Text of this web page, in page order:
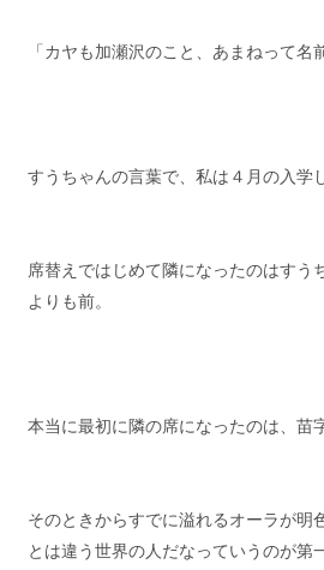
「カヤも加瀬沢のこと、あまねって名
すうちゃんの言葉で、私は４月の入学
席替えではじめて隣になったのはすう
よりも前。
本当に最初に隣の席になったのは、苗
そのときからすでに溢れるオーラが明
とは違う世界の人だなっていうのが第